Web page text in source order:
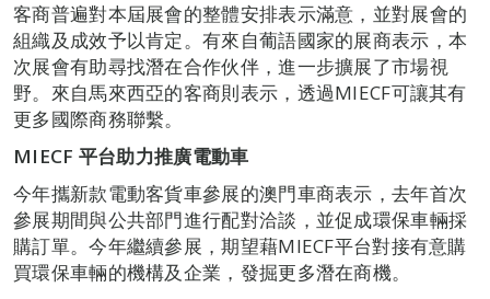
客商普遍對本屆展會的整體安排表示滿意，並對展會的
組織及成效予以肯定。有來自葡語國家的展商表示，本
次展會有助尋找潛在合作伙伴，進一步擴展了市場視
野。來自馬來西亞的客商則表示，透過MIECF可讓其有
更多國際商務聯繫。
MIECF 平台助力推廣電動車
今年攜新款電動客貨車參展的澳門車商表示，去年首次
參展期間與公共部門進行配對洽談，並促成環保車輛採
購訂單。今年繼續參展，期望藉MIECF平台對接有意購
買環保車輛的機構及企業，發掘更多潛在商機。